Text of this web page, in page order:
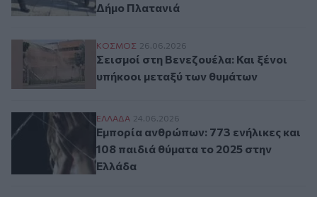
Δήμο Πλατανιά
Σεισμοί στη Βενεζουέλα: Και ξένοι
ΚΟΣΜΟΣ 26.06.2026
Σεισμοί στη Βενεζουέλα: Και ξένοι
υπήκοοι μεταξύ των θυμάτων
Εμπορία ανθρώπων: 773 ενήλικες και
ΕΛΛAΔΑ 24.06.2026
Εμπορία ανθρώπων: 773 ενήλικες και
108 παιδιά θύματα το 2025 στην
Ελλάδα